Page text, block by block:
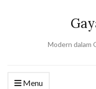
Modern dalam
Menu